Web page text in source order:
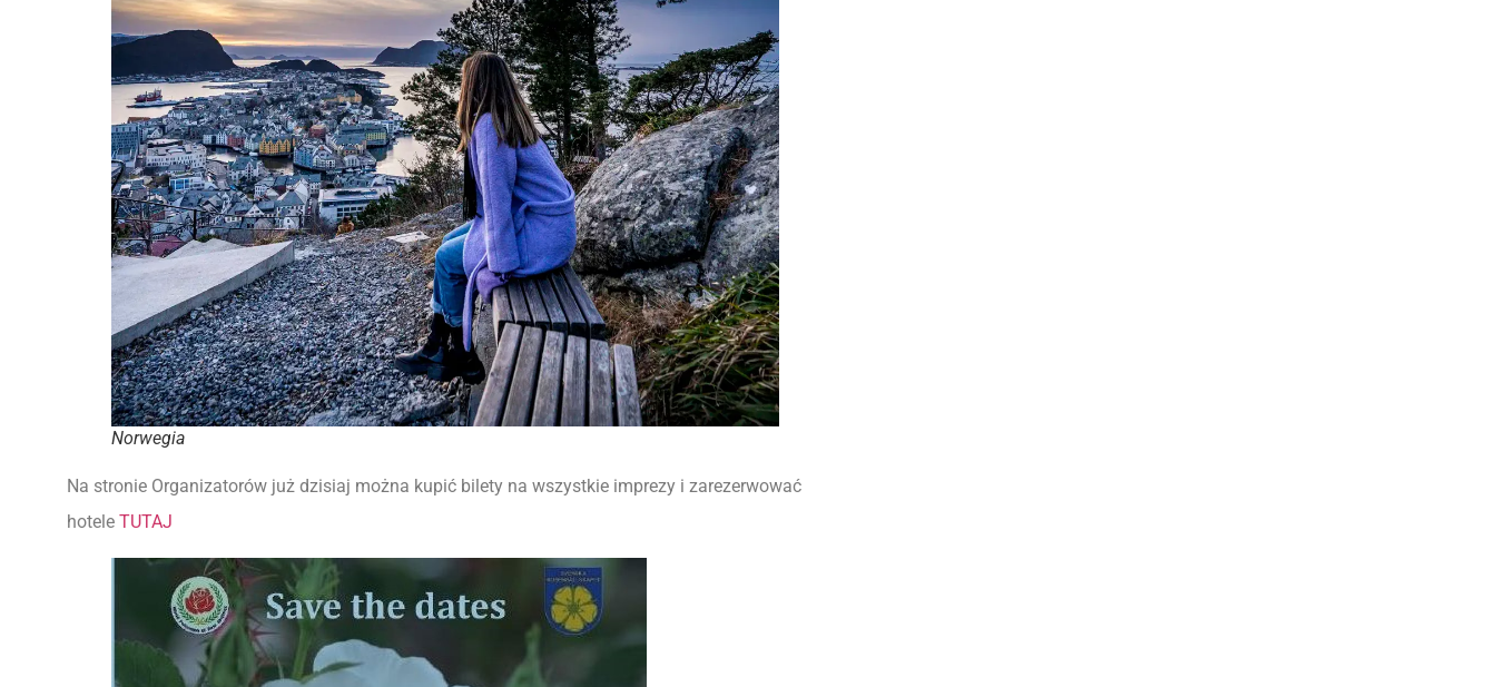
Norwegia
Na stronie Organizatorów już dzisiaj można kupić bilety na wszystkie imprezy i zarezerwować
hotele TUTAJ